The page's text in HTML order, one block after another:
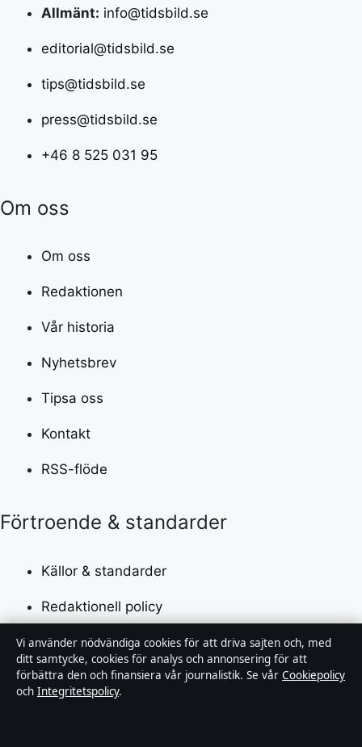
Allmänt: info@tidsbild.se
editorial@tidsbild.se
tips@tidsbild.se
press@tidsbild.se
+46 8 525 031 95
Om oss
Om oss
Redaktionen
Vår historia
Nyhetsbrev
Tipsa oss
Kontakt
RSS-flöde
Förtroende & standarder
Källor & standarder
Redaktionell policy
Rättelsepolicy
Faktagranskningspolicy
Vi använder nödvändiga cookies för att driva sajten och, med
ditt samtycke, cookies för analys och annonsering för att
förbättra den och finansiera vår journalistik. Se vår Cookiepolicy
och Integritetspolicy.